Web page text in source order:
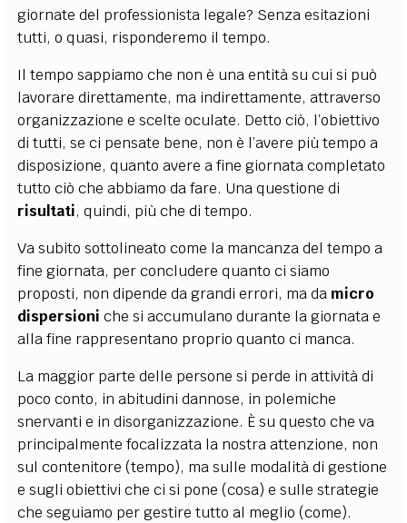
giornate del professionista legale? Senza esitazioni
tutti, o quasi, risponderemo il tempo.
Il tempo sappiamo che non è una entità su cui si può
lavorare direttamente, ma indirettamente, attraverso
organizzazione e scelte oculate. Detto ciò, l’obiettivo
di tutti, se ci pensate bene, non è l’avere più tempo a
disposizione, quanto avere a fine giornata completato
tutto ciò che abbiamo da fare. Una questione di
risultati, quindi, più che di tempo.
Va subito sottolineato come la mancanza del tempo a
fine giornata, per concludere quanto ci siamo
proposti, non dipende da grandi errori, ma da micro
dispersioni che si accumulano durante la giornata e
alla fine rappresentano proprio quanto ci manca.
La maggior parte delle persone si perde in attività di
poco conto, in abitudini dannose, in polemiche
snervanti e in disorganizzazione. È su questo che va
principalmente focalizzata la nostra attenzione, non
sul contenitore (tempo), ma sulle modalità di gestione
e sugli obiettivi che ci si pone (cosa) e sulle strategie
che seguiamo per gestire tutto al meglio (come).